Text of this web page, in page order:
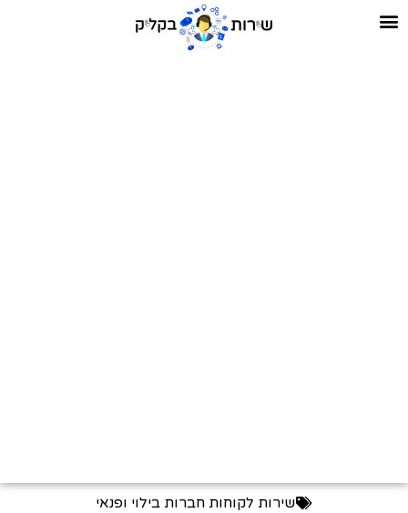
שירות לקוחות חברות בילוי ופנאי